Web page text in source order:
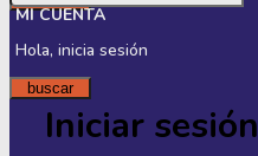
buscar
MI CUENTA
Hola, inicia sesión
Iniciar sesión